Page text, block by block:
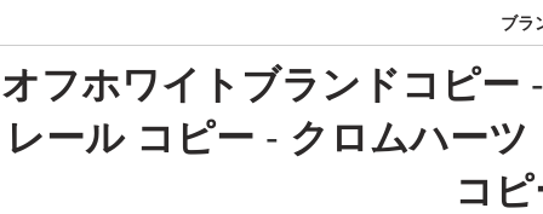
ブラ
オフホワイトブランドコピー
レール コピー - クロムハーツ
コ